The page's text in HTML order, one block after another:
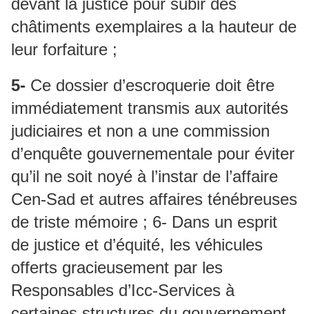
devant la justice pour subir des
châtiments exemplaires a la hauteur de
leur forfaiture ;
5- Ce dossier d’escroquerie doit être
immédiatement transmis aux autorités
judiciaires et non a une commission
d’enquête gouvernementale pour éviter
qu’il ne soit noyé à l’instar de l’affaire
Cen-Sad et autres affaires ténébreuses
de triste mémoire ; 6- Dans un esprit
de justice et d’équité, les véhicules
offerts gracieusement par les
Responsables d’Icc-Services à